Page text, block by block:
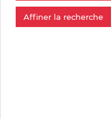
Affiner la recherche